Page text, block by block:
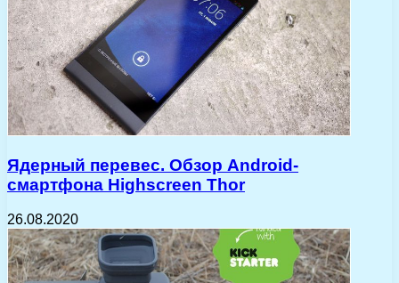
Ядерный перевес. Обзор Android-
смартфона Highscreen Thor
26.08.2020